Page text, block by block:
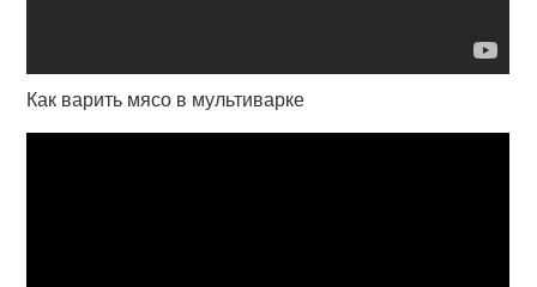
Как варить мясо в мультиварке